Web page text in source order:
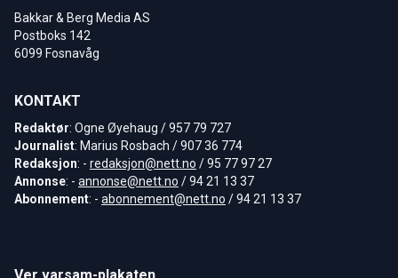
Bakkar & Berg Media AS
Postboks 142
6099 Fosnavåg
KONTAKT
Redaktør: Ogne Øyehaug / 957 79 727
Journalist: Marius Rosbach / 907 36 774
Redaksjon: - redaksjon@nett.no / 95 77 97 27
Annonse: - annonse@nett.no / 94 21 13 37
Abonnement: - abonnement@nett.no / 94 21 13 37